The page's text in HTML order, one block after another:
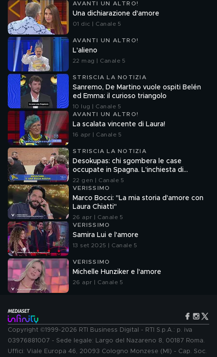
AVANTI UN ALTRO!
Una dichiarazione d'amore
01 dic | Canale 5
AVANTI UN ALTRO!
L'alieno
22 mag | Canale 5
STRISCIA LA NOTIZIA
Sanremo, De Martino vuole ospiti Belén
ed Emma: il curioso triangolo
10 lug | Canale 5
AVANTI UN ALTRO!
La scalata vincente di Laura!
16 apr | Canale 5
STRISCIA LA NOTIZIA
Desokupas: chi sgombera le case
occupate in Spagna. L'inchiesta di
Francesco Mazza
22 gen | Canale 5
VERISSIMO
Marco Bocci: "La mia storia d'amore con
Laura Chiatti"
26 apr | Canale 5
VERISSIMO
Samira Lui e l'amore
13 set 2025 | Canale 5
VERISSIMO
Michelle Hunziker e l'amore
26 apr | Canale 5
Copyright ©1999-2026 RTI Business Digital - RTI S.p.A.: p. iva
03976881007 - Sede legale: Largo del Nazareno 8, 00187 Roma.
Uffici: Viale Europa 46, 20093 Cologno Monzese (MI) - Cap. Soc.